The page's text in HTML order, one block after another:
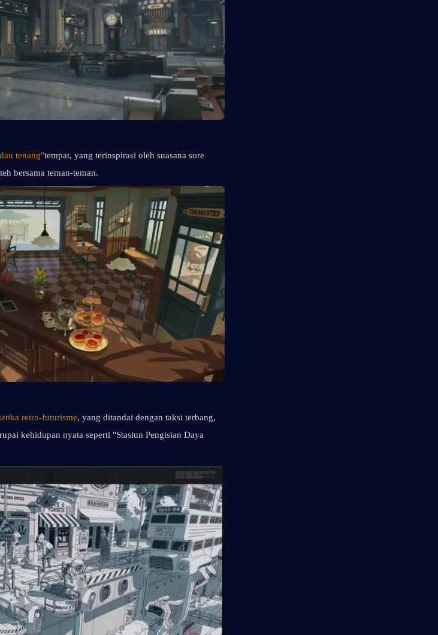
tenang"tempat, yang terinspirasi oleh suasana sore
bersama teman-teman.
retro-futurisme, yang ditandai dengan taksi terbang,
kehidupan nyata seperti "Stasiun Pengisian Daya